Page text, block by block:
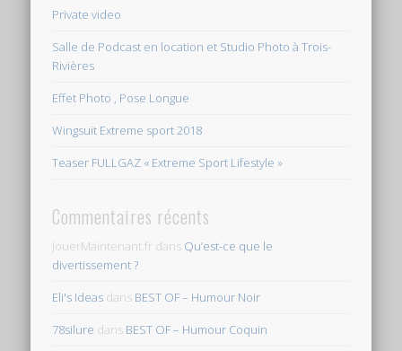
Private video
Salle de Podcast en location et Studio Photo à Trois-
Rivières
Effet Photo , Pose Longue
Wingsuit Extreme sport 2018
Teaser FULLGAZ « Extreme Sport Lifestyle »
Commentaires récents
JouerMaintenant.fr dans Qu’est-ce que le
divertissement ?
Eli's Ideas dans BEST OF – Humour Noir
78silure dans BEST OF – Humour Coquin